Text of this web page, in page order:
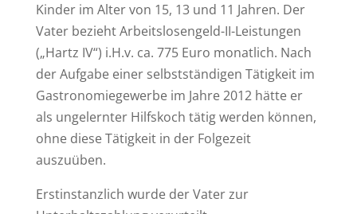
Kinder im Alter von 15, 13 und 11 Jahren. Der
Vater bezieht Arbeitslosengeld-II-Leistungen
(„Hartz IV“) i.H.v. ca. 775 Euro monatlich. Nach
der Aufgabe einer selbstständigen Tätigkeit im
Gastronomiegewerbe im Jahre 2012 hätte er
als ungelernter Hilfskoch tätig werden können,
ohne diese Tätigkeit in der Folgezeit
auszuüben.
Erstinstanzlich wurde der Vater zur